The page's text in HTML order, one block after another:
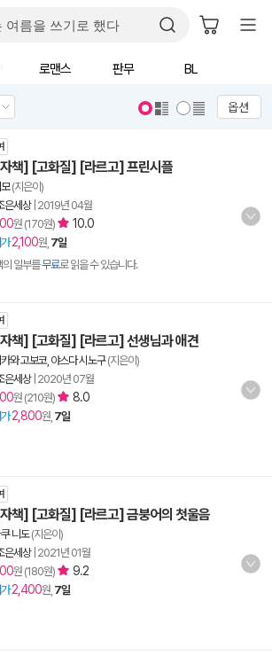
로맨스 판무 BL
옵션
책] [고화질] [라르고] 프린시플
(지은이)
은세상| 2019년 04월
원 (170원) 10.0
2,100원, 7일
의 일부를무료로 읽을 수 있습니다.
책] [고화질] [라르고] 선생님과 애견
와 고보코, 야스다 시노구(지은이)
은세상| 2020년 07월
원 (210원) 8.0
2,800원, 7일
책] [고화질] [라르고] 금붕어의 첫울음
니도(지은이)
은세상| 2021년 01월
원 (180원) 9.2
2,400원, 7일